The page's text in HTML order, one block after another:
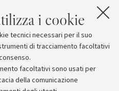
i cookie
tecnici necessari per il suo
di tracciamento facoltativi
facoltativi sono usati per
della comunicazione